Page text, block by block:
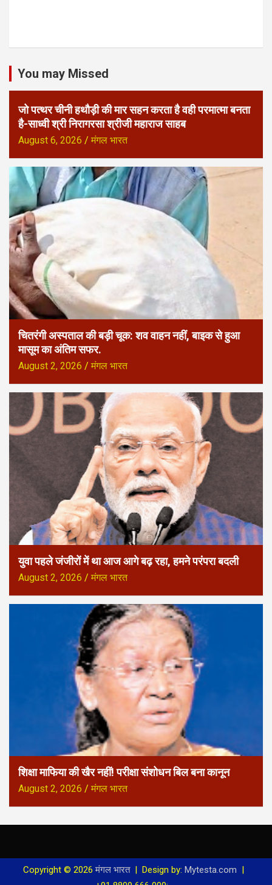
You may Missed
जो पत्थर चीनी हथौड़ी की मार सहन करता है वही परमात्मा बनता
है-साध्वी श्री निरागरसा श्रीजी महाराज साहब
August 6, 2026 मंगल भारत
चितरंगी अस्पताल की बड़ी चूक: शव वाहन नहीं, बाइक से हुआ
मासूम का अंतिम सफर.
August 2, 2026 मंगल भारत
युवा पहले जंजीरों में था आज आगे बढ़ रहा, हमने परंपरा बदली
August 2, 2026 मंगल भारत
शिक्षा माफिया की खैर नहीं! परीक्षा संशोधन बिल बना कानून
August 2, 2026 मंगल भारत
Copyright © 2026मंगल भारत Design by: Mytesta.com